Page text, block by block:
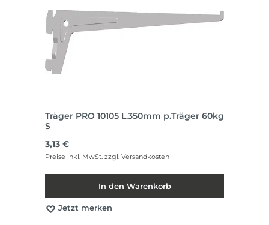
Träger PRO 10105 L.350mm p.Träger 60kg
S
Regulärer Preis:
3,13 €
Preise inkl. MwSt. zzgl. Versandkosten
In den Warenkorb
Jetzt merken